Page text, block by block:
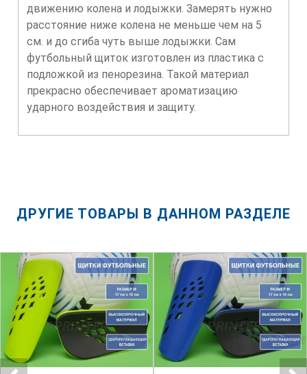
движению колена и лодыжки. Замерять нужно
расстояние ниже колена не меньше чем на 5
см. и до сгиба чуть выше лодыжки. Сам
футбольный щиток изготовлен из пластика с
подложкой из пенорезина. Такой материал
прекрасно обеспечивает ароматизацию
ударного воздействия и защиту.
ДРУГИЕ ТОВАРЫ В ДАННОМ РАЗДЕЛЕ
SPRINTER SPRINTER